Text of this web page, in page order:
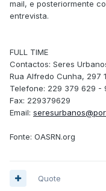
mail, e posteriormente
entrevista.
FULL TIME
Contactos: Seres
Rua Alfredo Cunha, 297
Telefone: 229 379 629 -
Fax: 229379629
Email:
Fonte: OASRN.org
Quote